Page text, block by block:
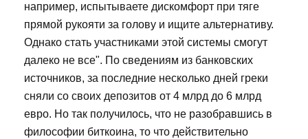
например, испытываете дискомфорт при тяге
прямой рукояти за голову и ищите альтернативу.
Однако стать участниками этой системы смогут
далеко не все". По сведениям из банковских
источников, за последние несколько дней греки
сняли со своих депозитов от 4 млрд до 6 млрд
евро. Но так получилось, что не разобравшись в
философии биткоина, то что действительно